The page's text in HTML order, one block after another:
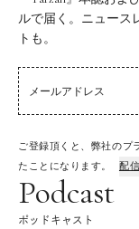
ルで届く。ニュース
トも。
ご登録頂くと、弊社のプ
たことになります。
配
Podcast
ポッドキャスト